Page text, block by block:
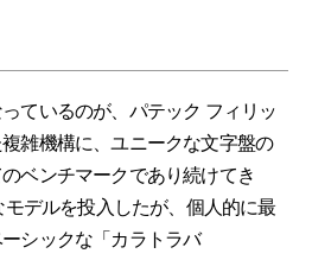
ているのが、パテック フィリッ
雑機構に、ユニークな文字盤の
ベンチマークであり続けてき
デルを投入したが、個人的に最
シックな「カラトラバ